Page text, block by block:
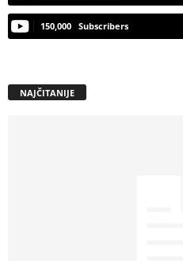
150,000 Subscribers
NAJČITANIJE